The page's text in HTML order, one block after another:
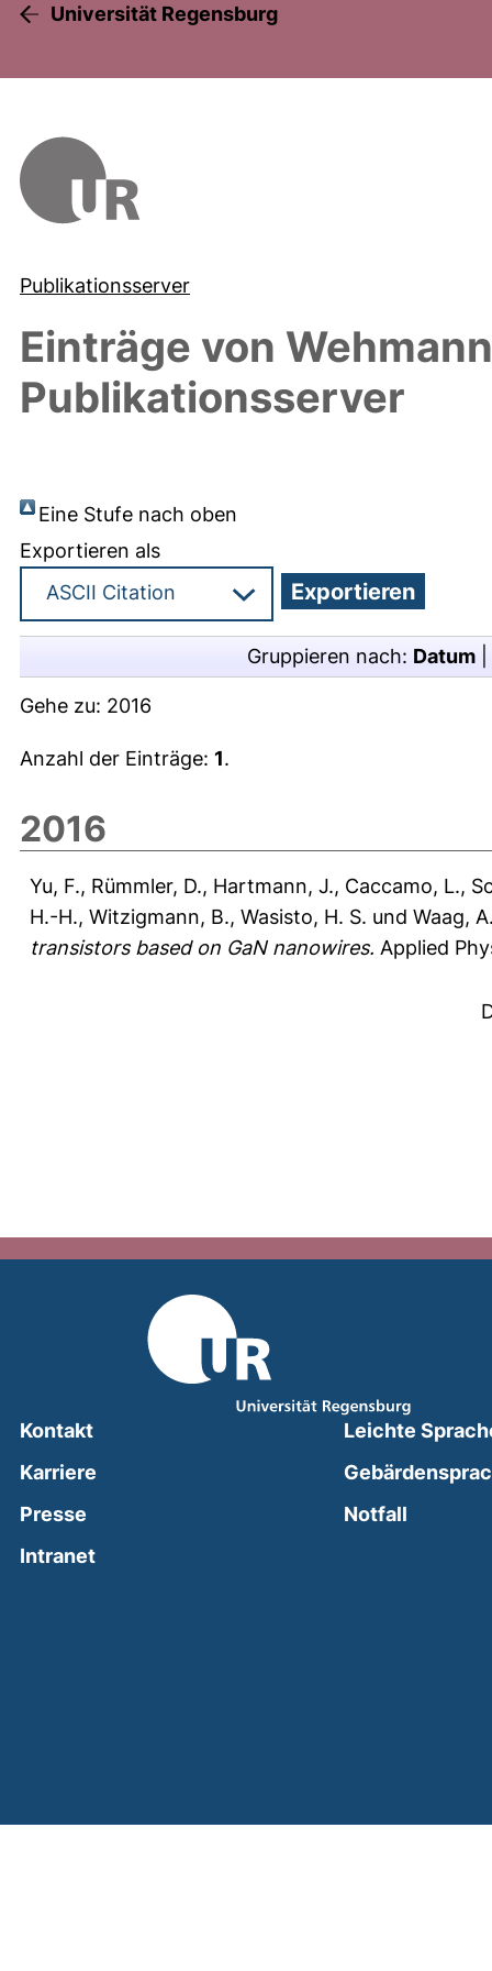
Universität Regensburg
Publikationsserver
Einträge von
Publikationsserver
Eine Stufe nach oben
Exportieren als
Gruppieren nach: Datum
Gehe zu: 2016
Anzahl der Einträge: 1.
2016
Yu, F., Rümmler, D., Hartmann, J., Caccamo, L.,
H.-H., Witzigmann, B., Wasisto, H. S. und Waag,
transistors based on GaN nanowires. Applied
Kontakt
Karriere
Presse
Intranet(external link, opens in a new window)
Leichte
Notfall